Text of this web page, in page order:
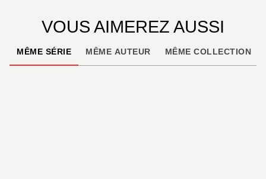
VOUS AIMEREZ AUSSI
MÊME SÉRIE MÊME AUTEUR MÊME COLLECTION